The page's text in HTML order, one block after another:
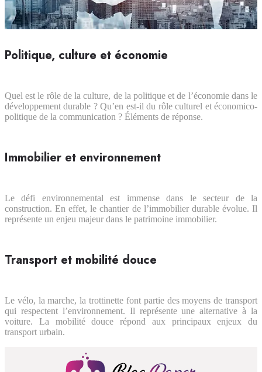
Politique, culture et économie
Quel est le rôle de la culture, de la politique et de l’économie dans le
développement durable ? Qu’en est-il du rôle culturel et économico-
politique de la communication ? Éléments de réponse.
Immobilier et environnement
Le défi environnemental est immense dans le secteur de la
construction. En effet, le chantier de l’immobilier durable évolue. Il
représente un enjeu majeur dans le patrimoine immobilier.
Transport et mobilité douce
Le vélo, la marche, la trottinette font partie des moyens de transport
qui respectent l’environnement. Il représente une alternative à la
voiture. La mobilité douce répond aux principaux enjeux du
transport urbain.